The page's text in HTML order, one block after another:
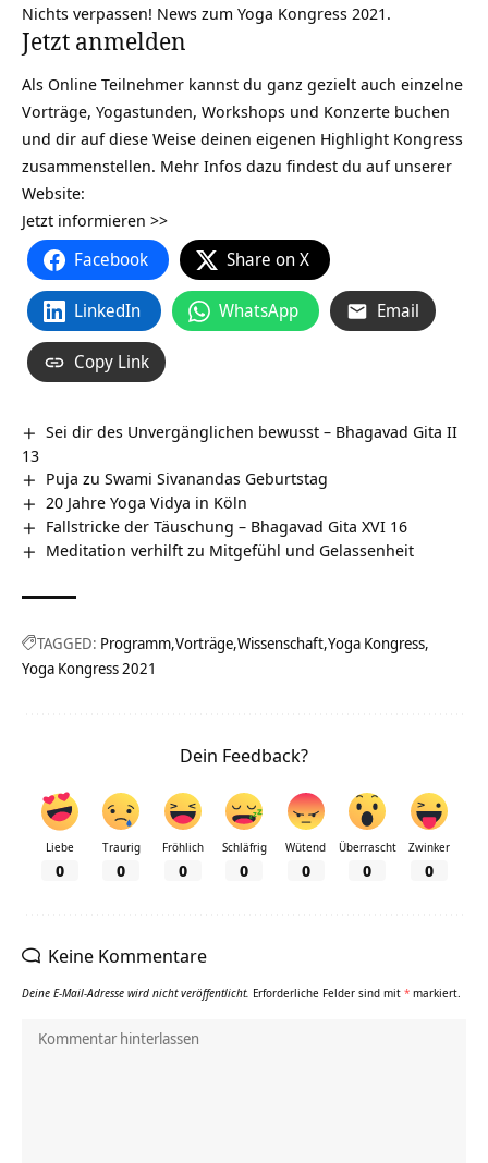
Nichts verpassen! News zum Yoga Kongress 2021 .
Jetzt anmelden
Als Online Teilnehmer kannst du ganz gezielt auch einzelne
Vorträge, Yogastunden, Workshops und Konzerte buchen
und dir auf diese Weise deinen eigenen Highlight Kongress
zusammenstellen. Mehr Infos dazu findest du auf unserer
Website:
Jetzt informieren >>
Facebook Share on X
LinkedIn WhatsApp Email
Copy Link
Sei dir des Unvergänglichen bewusst – Bhagavad Gita II
13
Puja zu Swami Sivanandas Geburtstag
20 Jahre Yoga Vidya in Köln
Fallstricke der Täuschung – Bhagavad Gita XVI 16
Meditation verhilft zu Mitgefühl und Gelassenheit
TAGGED: Programm Vorträge Wissenschaft Yoga Kongress
Yoga Kongress 2021
Dein Feedback?
Liebe
0
Traurig
0
Fröhlich
0
Schläfrig
0
Wütend
0
Überrascht
0
Zwinker
0
Keine Kommentare
Deine E-Mail-Adresse wird nicht veröffentlicht. Erforderliche Felder sind mit * markiert.